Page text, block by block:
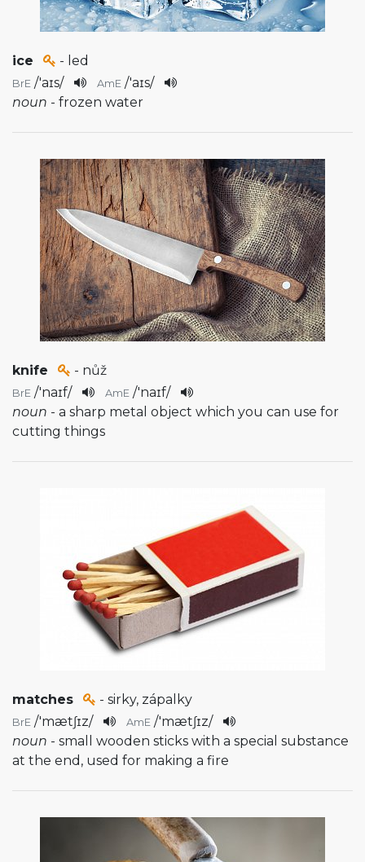
ice - led
BrE /'aɪs/ AmE /'aɪs/
noun - frozen water
knife - nůž
BrE /'naɪf/ AmE /'naɪf/
noun - a sharp metal object which you can use for
cutting things
matches - sirky, zápalky
BrE /'mætʃɪz/ AmE /'mætʃɪz/
noun - small wooden sticks with a special substance
at the end, used for making a fire